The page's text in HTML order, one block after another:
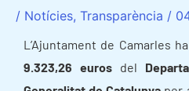
/ Notícies, Transparència /
L’Ajuntament de Camarles
9.323,26 eurosdel